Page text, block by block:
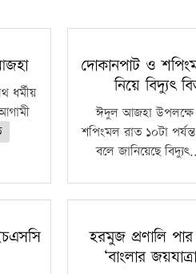
দোকানপাট ও
নিয়ে বিদ্যুৎ
ঈদুল আজহা উপলক্ষে
শপিংমল রাত ১০টা
বলে জানিয়েছে
হরমুজ প্রণালি
‘বাংলার